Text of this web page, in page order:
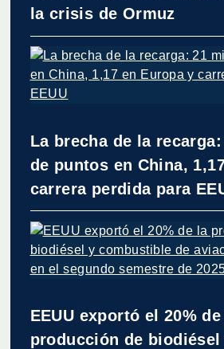
la crisis de Ormuz
La brecha de la
de puntos en China,
carrera perdida para
EEUU exportó el 20%
producción de biodiésel